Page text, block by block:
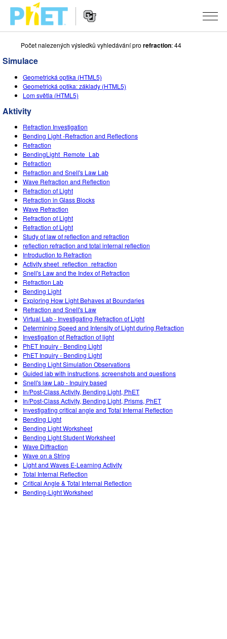
Vyhledávání
webu
PhET
Navigation
SIMULACE
Všechny simulace
Fyzika
Matematika
Chemie
Přírodověda
Biologie
Přeložené simulace
Customizable Sims
STUDIO
About Studio
Customizable Sims
Start a Free Trial
Purchase a License
VÝUKA
Procházet materiály
Sdílejte své aktivity
Activity Contribution Guidelines
Virtuální dílny
Professional Learning with PhET
Teaching with PhET
VÝZKUM
INICIATIVY
Inkluzivní design
PhET Global
Data Fluency
DEIB ve STEM Ed
SceneryStack OSE
Impact Report
PŘIHLÁSIT SE / REGISTROVAT
PŘIHLÁSIT SE / REGISTROVAT
Počet nalezených výsledků vyhledávání pro refraction: 44
Simulace
Geometrická optika (HTML5)
Geometrická optika: základy (HTML5)
Lom světla (HTML5)
Aktivity
Refraction Investigation
Bending Light -Refraction and Reflections
Refraction
BendingLight_Remote_Lab
Refraction
Refraction and Snell's Law Lab
Wave Refraction and Reflection
Refraction of Light
Refraction in Glass Blocks
Wave Refraction
Refraction of Light
Refraction of Light
Study of law of reflection and refraction
reflection refraction and total internal reflection
Introduction to Refraction
Activity sheet_reflection_refraction
Snell's Law and the Index of Refraction
Refraction Lab
Bending Light
Exploring How Light Behaves at Boundaries
Refraction and Snell's Law
Virtual Lab - Investigating Refraction of Light
Determining Speed and Intensity of Light during Refraction
Investigation of Refraction of light
PhET Inquiry - Bending Light
PhET Inquiry - Bending Light
Bending Light Simulation Observations
Guided lab with instructions, screenshots and questions
Snell's law Lab - Inquiry based
In/Post-Class Activity, Bending Light, PhET
In/Post-Class Activity, Bending Light, Prisms, PhET
Investigating critical angle and Total Internal Reflection
Bending Light
Bending Light Worksheet
Bending Light Student Worksheet
Wave Diffraction
Wave on a String
Light and Waves E-Learning Activity
Total Internal Reflection
Critical Angle & Total Internal Reflection
Bending-Light Worksheet